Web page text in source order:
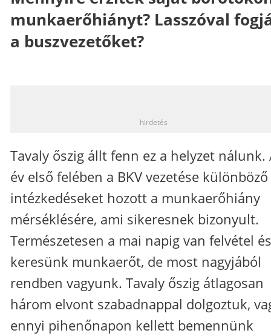
munkaerőhiányt? Lasszóval
a buszvezetőket?
hirdetés
Tavaly őszig állt fenn ez a helyzet nálunk.
év első felében a BKV vezetése különböző
intézkedéseket hozott a munkaerőhiány
mérséklésére, ami sikeresnek bizonyult.
Természetesen a mai napig van felvétel és
keresünk munkaerőt, de most nagyjából
rendben vagyunk. Tavaly őszig átlagosan
három elvont szabadnappal dolgoztuk,
ennyi pihenőnapon kellett bemennünk